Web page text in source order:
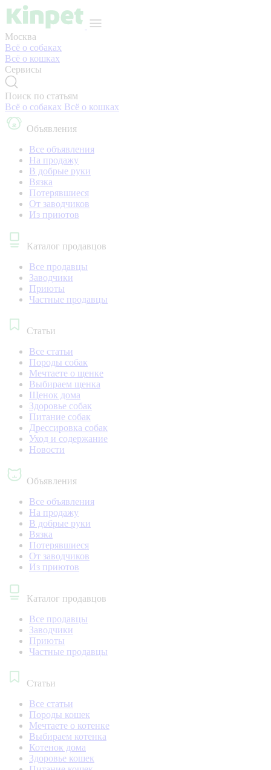
Москва
Всё о собаках
Всё о кошках
Сервисы
Поиск по статьям
Всё о собаках Всё о кошках
Объявления
Все объявления
На продажу
В добрые руки
Вязка
Потерявшиеся
От заводчиков
Из приютов
Каталог продавцов
Все продавцы
Заводчики
Приюты
Частные продавцы
Статьи
Все статьи
Породы собак
Мечтаете о щенке
Выбираем щенка
Щенок дома
Здоровье собак
Питание собак
Дрессировка собак
Уход и содержание
Новости
Объявления
Все объявления
На продажу
В добрые руки
Вязка
Потерявшиеся
От заводчиков
Из приютов
Каталог продавцов
Все продавцы
Заводчики
Приюты
Частные продавцы
Статьи
Все статьи
Породы кошек
Мечтаете о котенке
Выбираем котенка
Котенок дома
Здоровье кошек